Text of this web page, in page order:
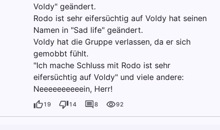
Voldy" geändert.
Rodo ist sehr eifersüchtig auf Voldy hat seinen
Namen in "Sad life" geändert.
Voldy hat die Gruppe verlassen, da er sich
gemobbt fühlt.
"Ich mache Schluss mit Rodo ist sehr
eifersüchtig auf Voldy" und viele andere:
Neeeeeeeeeein, Herr!
19 14 8 92